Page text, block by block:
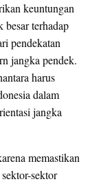
keuntungan
besar terhadap
pendekatan
jangka pendek.
harus
dalam
jangka
memastikan
sektor